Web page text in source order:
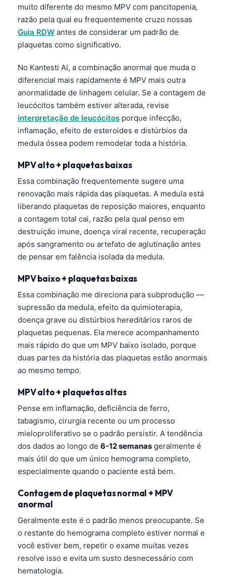
muito diferente do mesmo MPV com pancitopenia,
razão pela qual eu frequentemente cruzo nossas
Guia RDW antes de considerar um padrão de
plaquetas como significativo.
No Kantesti AI, a combinação anormal que muda o
diferencial mais rapidamente é MPV mais outra
anormalidade de linhagem celular. Se a contagem de
leucócitos também estiver alterada, revise
interpretação de leucócitos porque infecção,
inflamação, efeito de esteroides e distúrbios da
medula óssea podem remodelar toda a história.
MPV alto + plaquetas baixas
Essa combinação frequentemente sugere uma
renovação mais rápida das plaquetas. A medula está
liberando plaquetas de reposição maiores, enquanto
a contagem total cai, razão pela qual penso em
destruição imune, doença viral recente, recuperação
após sangramento ou artefato de aglutinação antes
de pensar em falência isolada da medula.
MPV baixo + plaquetas baixas
Essa combinação me direciona para subprodução —
supressão da medula, efeito da quimioterapia,
doença grave ou distúrbios hereditários raros de
plaquetas pequenas. Ela merece acompanhamento
mais rápido do que um MPV baixo isolado, porque
duas partes da história das plaquetas estão anormais
ao mesmo tempo.
MPV alto + plaquetas altas
Pense em inflamação, deficiência de ferro,
tabagismo, cirurgia recente ou um processo
mieloproliferativo se o padrão persistir. A tendência
dos dados ao longo de 6-12 semanas geralmente é
mais útil do que um único hemograma completo,
especialmente quando o paciente está bem.
Contagem de plaquetas normal + MPV
anormal
Geralmente este é o padrão menos preocupante. Se
o restante do hemograma completo estiver normal e
você estiver bem, repetir o exame muitas vezes
resolve isso e evita um susto desnecessário com
hematologia.
Cebuano
ئۇيغۇرچە
Кыргызча
Беларуская мова
Frysk
Ślōnskŏ gŏdka
Norsk bokmål